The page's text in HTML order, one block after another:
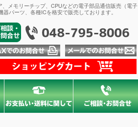
メモリーチップ、CPUなどの電子部品通信販売（電子
パーツ、各種ICを格安で販売しております。